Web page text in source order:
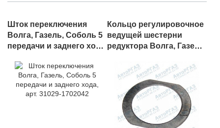
Шток переключения
Волга, Газель, Соболь 5
передачи и заднего хода,
Кольцо регулировочное
ведущей шестерни
редуктора Волга, Газель,
2402095